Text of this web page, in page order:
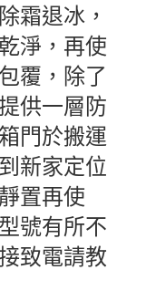
霜退冰，
淨，再使
覆，除了
供一層防
門於搬運
新家定位
置再使
號有所不
致電請教